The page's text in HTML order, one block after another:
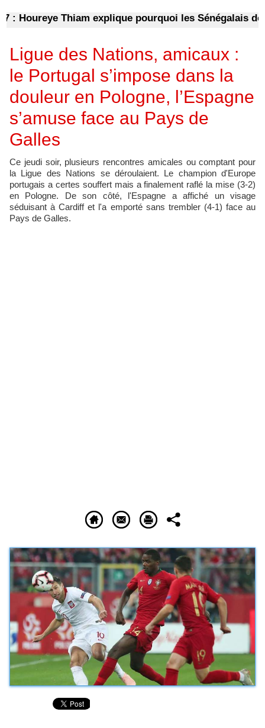
Thiam explique pourquoi les Sénégalais
Ligue des Nations, amicaux :
le Portugal s’impose dans la
douleur en Pologne, l’Espagne
s’amuse face au Pays de
Galles
Ce jeudi soir, plusieurs rencontres amicales ou comptant pour
la Ligue des Nations se déroulaient. Le champion d'Europe
portugais a certes souffert mais a finalement raflé la mise (3-2)
en Pologne. De son côté, l'Espagne a affiché un visage
séduisant à Cardiff et l'a emporté sans trembler (4-1) face au
Pays de Galles.